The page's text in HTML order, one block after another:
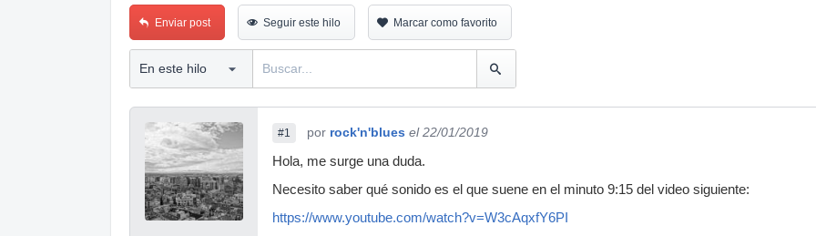
Enviar post Seguir este hilo Marcar como favorito
#1 por rock'n'blues el 22/01/2019
Hola, me surge una duda.
Necesito saber qué sonido es el que suene en el minuto 9:15 del video siguiente:
https://www.youtube.com/watch?v=W3cAqxfY6PI